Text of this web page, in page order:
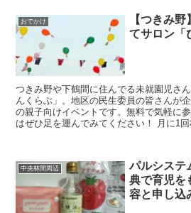
おでかけ
【つきみ
てサロン「
つきみ野や下鶴間に住んでる未就園児さ
んくらぶ」。地区の民生委員の皆さんが
の親子向けイベントです。無料で気軽に
はぜひ足を運んでみてください！ 月に1
中央林間周辺
パルシステ
典で育児を
容と申し込